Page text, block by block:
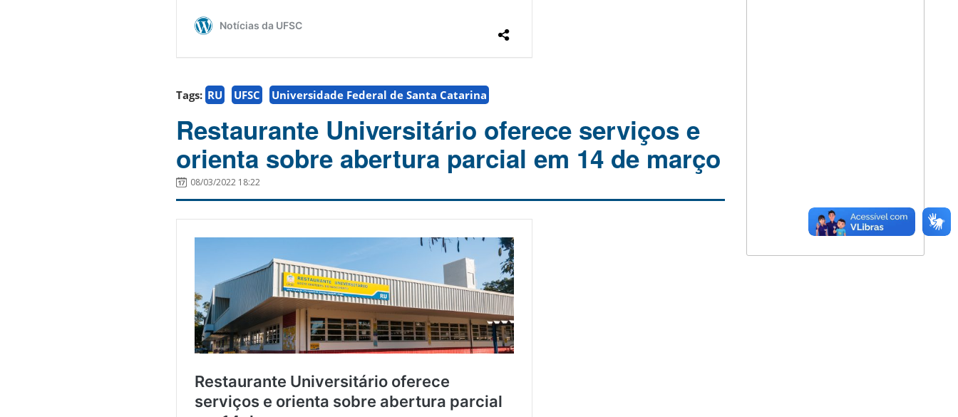
Tags: RU UFSC Universidade Federal de Santa Catarina
Restaurante Universitário oferece serviços e
orienta sobre abertura parcial em 14 de março
08/03/2022 18:22